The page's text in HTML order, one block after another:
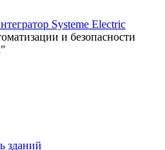
и безопасности
зданий